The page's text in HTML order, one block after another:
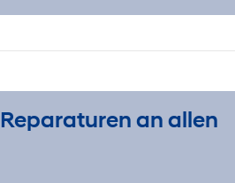
an allen